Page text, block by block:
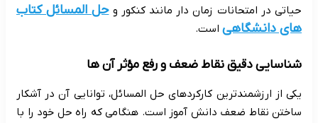
حیاتی در امتحانات زمان دار مانند کنکور وحل المسائل کتاب
های دانشگاهی است.
شناسایی دقیق نقاط ضعف و رفع مؤثر آن ها
یکی از ارزشمندترین کارکردهای حل المسائل، توانایی آن در آشکار
ساختن نقاط ضعف دانش آموز است. هنگامی که راه حل خود را با